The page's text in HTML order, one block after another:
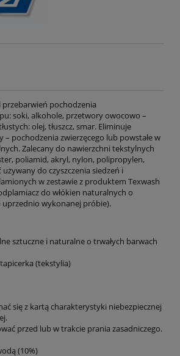
pochodzenia
soki, alkohole, przetwory owocowo –
olej, tłuszcz, smar. Eliminuje
– pochodzenia zwierzęcego lub powstałe w
Zalecany do nawierzchni tekstylnych
poliamid, akryl, nylon, polipropylen,
do czyszczenia siedzeń i
w zestawie z produktem Texwash
do włókien naturalnych o
uprzednio wykonanej próbie).
sztuczne i naturalne o trwałych barwach
(tekstylia)
się z kartą charakterystyki niebezpiecznej
przed lub w trakcie prania zasadniczego.
(10%)